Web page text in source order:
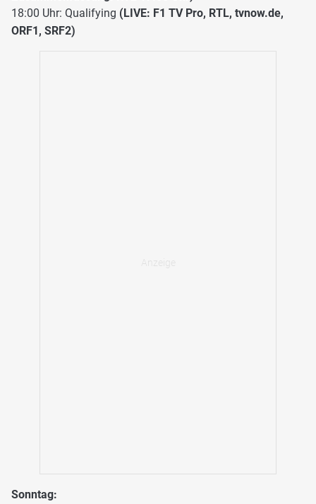
18:00 Uhr: Qualifying (LIVE: F1 TV Pro, RTL, tvnow.de,
ORF1, SRF2)
Sonntag: